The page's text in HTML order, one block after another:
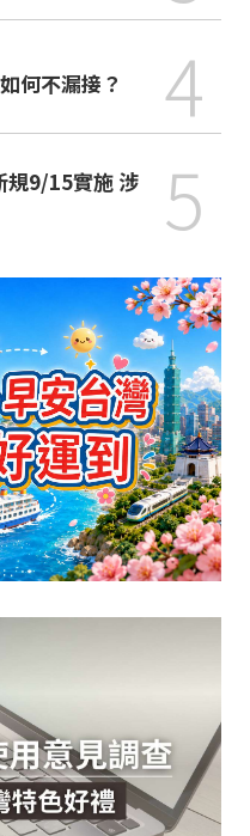
何不漏接？ 4
規9/15實施 涉
5